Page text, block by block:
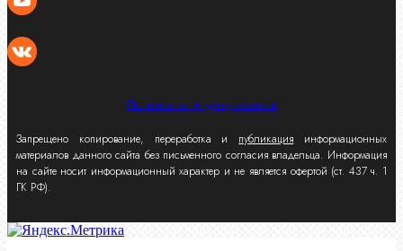
Политика конфиденциальности
Запрещено копирование, переработка и публикация информационных
материалов данного сайта без письменного согласия владельца. Информация
на сайте носит информационный характер и не является офертой (ст. 437 ч. 1
ГК РФ).